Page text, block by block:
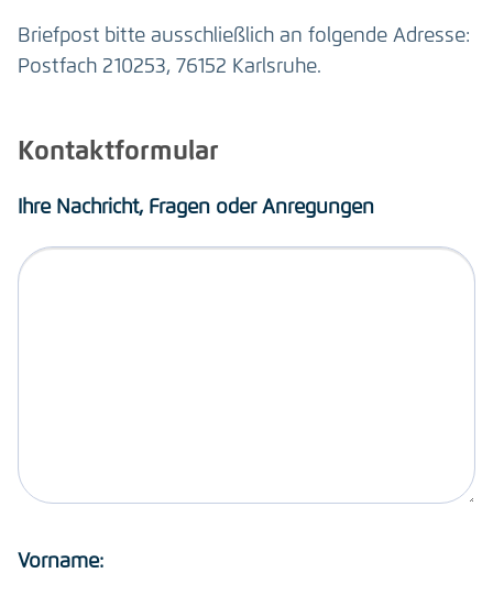
Briefpost bitte ausschließlich an folgende Adresse:
Postfach 210253, 76152 Karlsruhe.
Kontaktformular
Ihre Nachricht, Fragen oder Anregungen
Vorname: